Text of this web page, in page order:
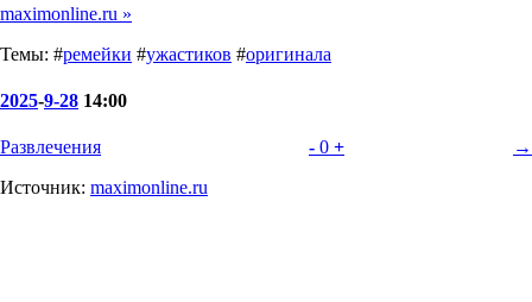
maximonline.ru »
Темы: #ремейки #ужастиков #оригинала
2025-9-28 14:00
Развлечения - 0 +
→
Источник: maximonline.ru